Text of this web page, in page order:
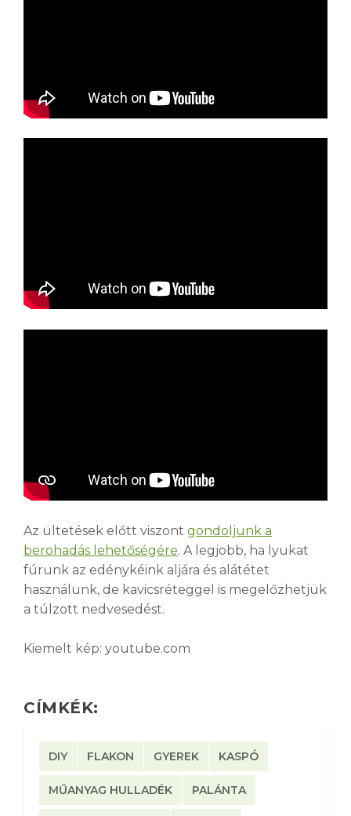
Az ültetések előtt viszont gondoljunk a
berohadás lehetőségére. A legjobb, ha lyukat
fúrunk az edénykéink aljára és alátétet
használunk, de kavicsréteggel is megelőzhetjük
a túlzott nedvesedést.
Kiemelt kép: youtube.com
CÍMKÉK:
DIY FLAKON GYEREK KASPÓ
MŰANYAG HULLADÉK PALÁNTA